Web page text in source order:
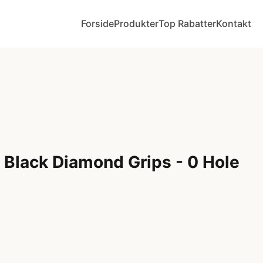
ForsideProdukterTop RabatterKontakt
Diamond Grips - 0 Hole